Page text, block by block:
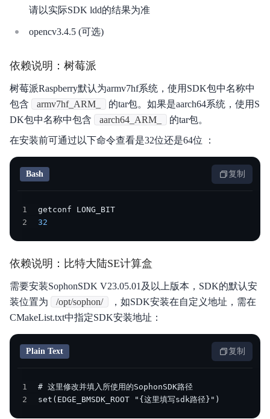
请以实际SDK ldd的结果为准
opencv3.4.5 (可选)
依赖说明：树莓派
树莓派Raspberry默认为armv7hf系统，使用SDK包中名称中
包含
armv7hf_ARM_
的tar包。如果是aarch64系统，使用S
DK包中名称中包含
aarch64_ARM_
的tar包。
在安装前可通过以下命令查看是32位还是64位 ：
Bash 复制
1
2
32
依赖说明：比特大陆SE计算盒
需要安装SophonSDK V23.05.01及以上版本，SDK的默认安
装位置为
/opt/sophon/
，如SDK安装在自定义地址，需在
CMakeList.txt中指定SDK安装地址：
Plain Text 复制
1
2
set(EDGE_BMSDK_ROOT "{这里填写sdk路径}")